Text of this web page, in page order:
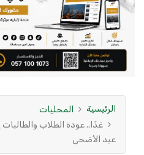
الرئيسية
المحليات
غدًا.. عودة الطلاب
عيد الأضحى